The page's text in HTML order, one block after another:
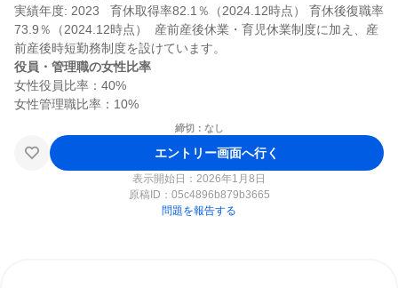
実績年度: 2023   育休取得率82.1％（2024.12時点） 育休後復職率
73.9％（2024.12時点）  産前産後休業・育児休業制度に加え、産
役員・管理職の女性比率
女性役員比率：40%
締切：なし
エントリー画面へ行く
表示開始日：2026年1月8日
原稿ID： 05c4896b879b3665
問題を報告する